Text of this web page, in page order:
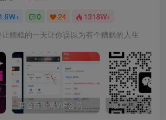
1.9W+ 0 24 1318W+
糟糕的一天让你误以为有个糟糕的人生
开通百盟网VIP会员，尊享全站资源免费下载，享70%的推广提成！！【限时五折优惠】